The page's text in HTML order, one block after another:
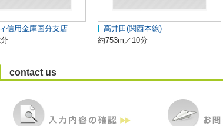
信用金庫国分支店
高井田(関西本線)
約753m／10分
contact us